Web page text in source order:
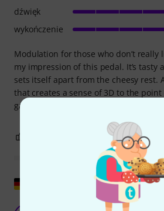
Modulation for those who don’t really
my impression of this pedal. It’s tasty
sets itself apart from the cheesy rest.
that creates a sense of 3D to the
game changer. Super cool.
dźwięk
wykończenie
ZGŁOŚ NADUŻYCIE
Pokaż oryginał